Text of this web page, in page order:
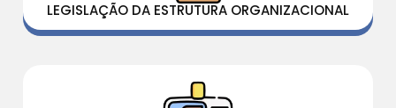
LEGISLAÇÃO DA ESTRUTURA ORGANIZACIONAL